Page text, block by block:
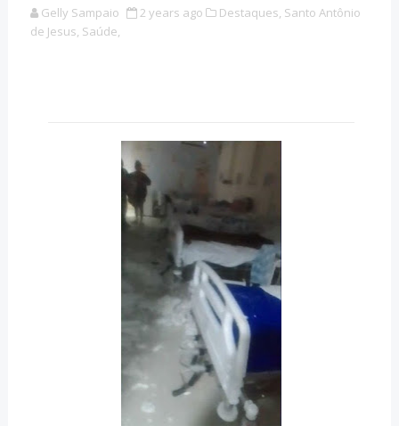
Gelly Sampaio 2 years ago Destaques, Santo Antônio
de Jesus, Saúde,